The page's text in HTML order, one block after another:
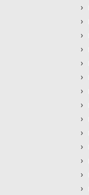
›
›
›
›
›
›
›
›
›
›
›
›
›
›